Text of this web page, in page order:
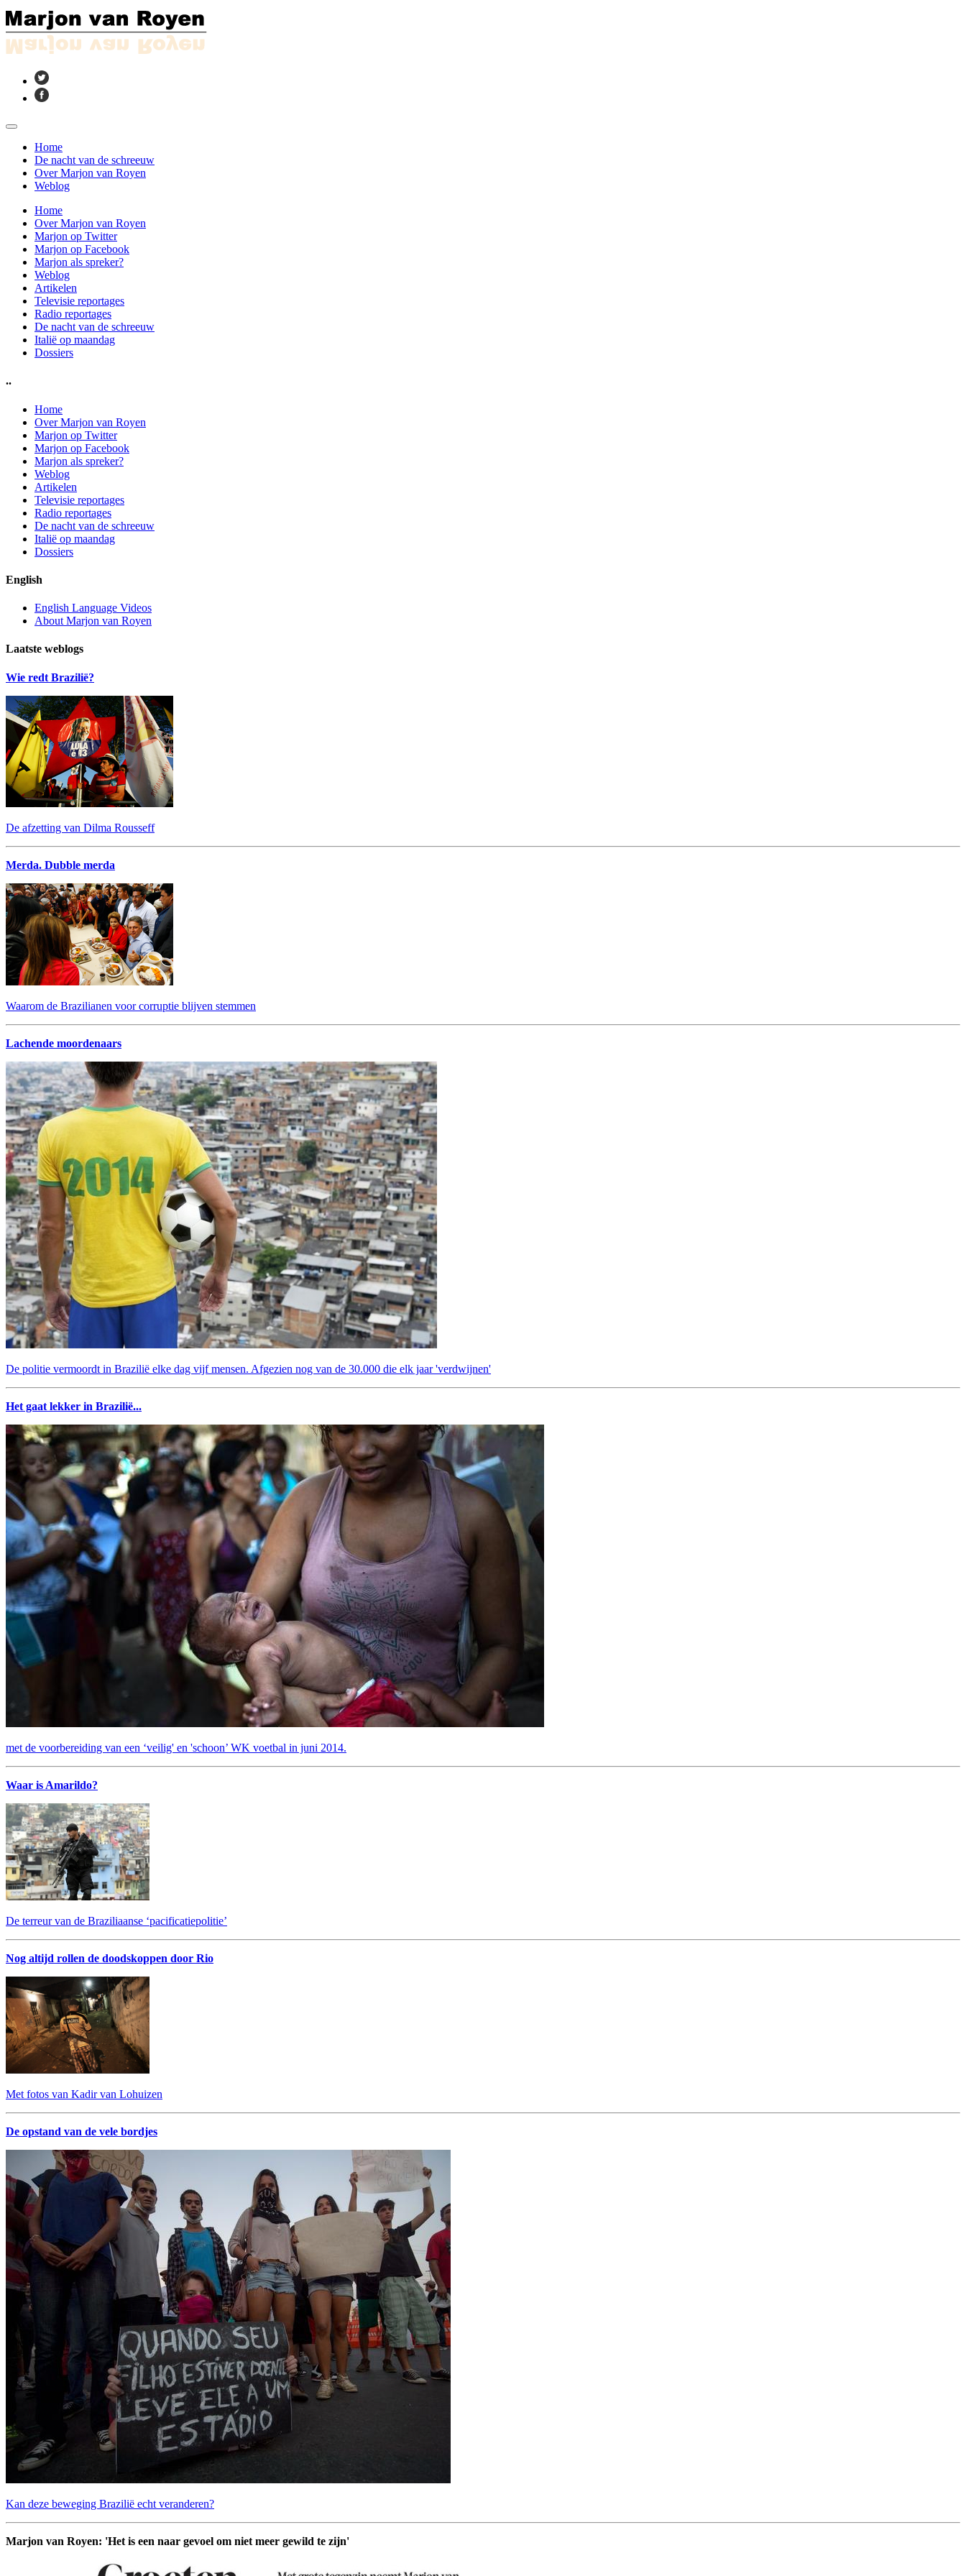
Home
De nacht van de schreeuw
Over Marjon van Royen
Weblog
Home
Over Marjon van Royen
Marjon op Twitter
Marjon op Facebook
Marjon als spreker?
Weblog
Artikelen
Televisie reportages
Radio reportages
De nacht van de schreeuw
Italië op maandag
Dossiers
..
Home
Over Marjon van Royen
Marjon op Twitter
Marjon op Facebook
Marjon als spreker?
Weblog
Artikelen
Televisie reportages
Radio reportages
De nacht van de schreeuw
Italië op maandag
Dossiers
English
English Language Videos
About Marjon van Royen
Laatste weblogs
Wie redt Brazilië?
De afzetting van Dilma Rousseff
Merda. Dubble merda
Waarom de Brazilianen voor corruptie blijven stemmen
Lachende moordenaars
De politie vermoordt in Brazilië elke dag vijf mensen. Afgezien nog van de 30.000 die elk jaar 'verdwijnen'
Het gaat lekker in Brazilië...
met de voorbereiding van een ‘veilig' en 'schoon’ WK voetbal in juni 2014.
Waar is Amarildo?
De terreur van de Braziliaanse ‘pacificatiepolitie’
Nog altijd rollen de doodskoppen door Rio
Met fotos van Kadir van Lohuizen
De opstand van de vele bordjes
Kan deze beweging Brazilië echt veranderen?
Marjon van Royen: 'Het is een naar gevoel om niet meer gewild te zijn'